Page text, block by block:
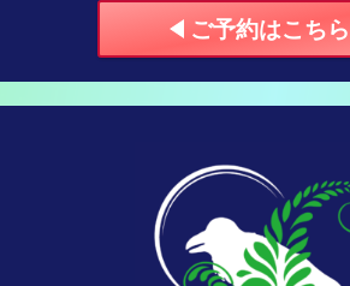
ご予約はこちら